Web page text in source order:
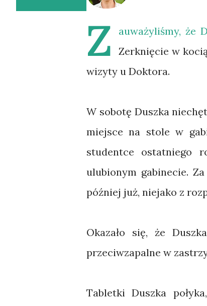
Z
auważyliśmy, że
Zerknięcie w
wizyty u Doktora.
W sobotę Duszka
miejsce na stole w
studentce ostatniego
ulubionym gabinecie.
później już, niejako z
Okazało się, że
przeciwzapalne w
Tabletki Duszka